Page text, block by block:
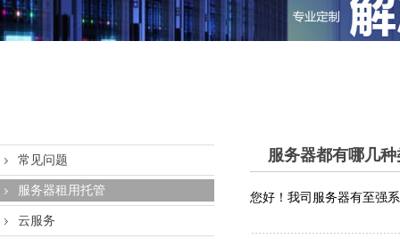
常见问题
服务器租用托管
云服务
服务器都有哪几
您好！我司 服务器有至强